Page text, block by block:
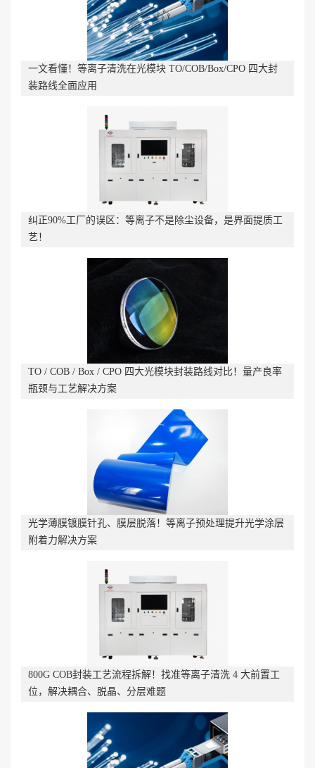
一文看懂！等离子清洗在光模块 TO/COB/Box/CPO 四大封
装路线全面应用
纠正90%工厂的误区：等离子不是除尘设备，是界面提质工
艺！
TO / COB / Box / CPO 四大光模块封装路线对比！量产良率
瓶颈与工艺解决方案
光学薄膜镀膜针孔、膜层脱落！等离子预处理提升光学涂层
附着力解决方案
800G COB封装工艺流程拆解！找准等离子清洗 4 大前置工
位，解决耦合、脱晶、分层难题